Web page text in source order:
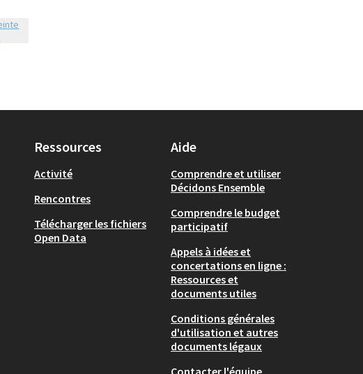
Ressources
Activité
Rencontres
Télécharger les fichiers
Open Data
Aide
Comprendre et utiliser
Décidons Ensemble
Comprendre le budget
participatif
Appels à idées et
concertations en ligne :
Ressources et
documents utiles
Conditions générales
d'utilisation et autres
documents légaux
Contacter l'équipe